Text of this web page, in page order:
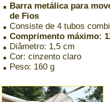
Barra metálica para
de Fios
Consiste de 4 tubos
Comprimento máximo:
Diâmetro: 1,5 cm
Cor: cinzento claro
Peso: 160 g